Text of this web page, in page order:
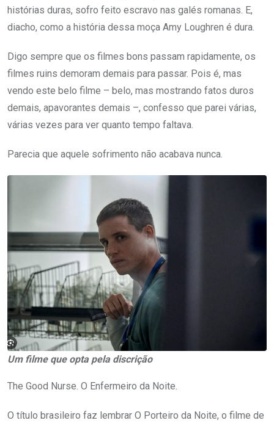
histórias duras, sofro feito escravo nas galés romanas. E,
diacho, como a história dessa moça Amy Loughren é dura.
Digo sempre que os filmes bons passam rapidamente, os
filmes ruins demoram demais para passar. Pois é, mas
vendo este belo filme – belo, mas mostrando fatos duros
demais, apavorantes demais –, confesso que parei várias,
várias vezes para ver quanto tempo faltava.
Parecia que aquele sofrimento não acabava nunca.
Um filme que opta pela discrição
The Good Nurse. O Enfermeiro da Noite.
O título brasileiro faz lembrar O Porteiro da Noite, o filme de